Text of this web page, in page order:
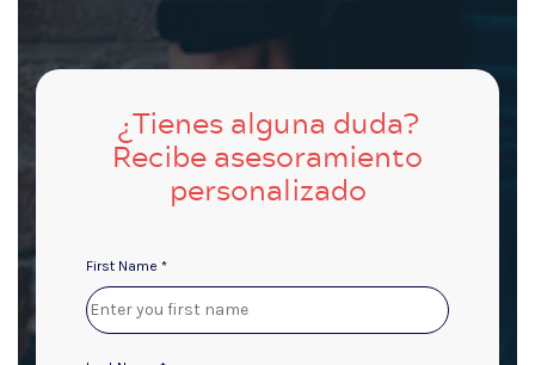
¿Tienes alguna duda?
Recibe asesoramiento
personalizado
First Name *